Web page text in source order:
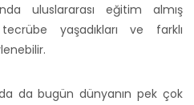
uluslararası eğitim almış
yaşadıkları ve farklı
da bugün dünyanın pek çok